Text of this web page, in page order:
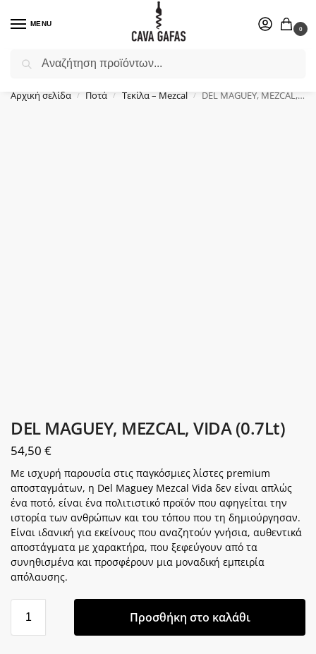
MENU
0
Επιλέξτε ένα δώρο για το αγαπημένο σας πρόσωπο.
Αρχική σελίδα / Ποτά / Τεκίλα – Mezcal / DEL MAGUEY, MEZCAL, VIDA (0.7Lt)
DEL MAGUEY, MEZCAL, VIDA (0.7Lt)
54,50 €
Με ισχυρή παρουσία στις παγκόσμιες λίστες premium
αποσταγμάτων, η Del Maguey Mezcal Vida δεν είναι απλώς
ένα ποτό, είναι ένα πολιτιστικό προϊόν που αφηγείται την
ιστορία των ανθρώπων και του τόπου που τη δημιούργησαν.
Είναι ιδανική για εκείνους που αναζητούν γνήσια, αυθεντικά
αποστάγματα με χαρακτήρα, που ξεφεύγουν από τα
συνηθισμένα και προσφέρουν μια μοναδική εμπειρία
απόλαυσης.
Προσθήκη στο καλάθι